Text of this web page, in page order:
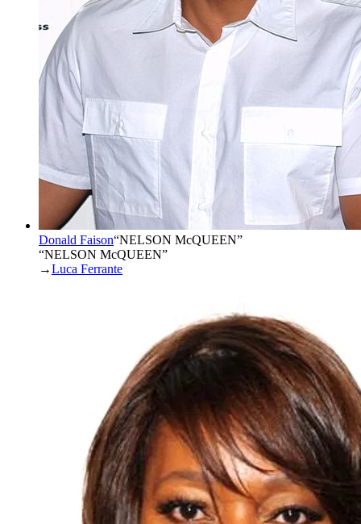
Donald Faison“NELSON McQUEEN”
“NELSON McQUEEN”
→Luca Ferrante